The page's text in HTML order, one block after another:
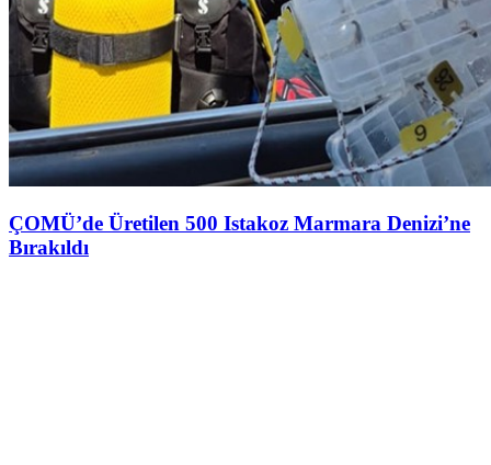
ÇOMÜ’de Üretilen 500 Istakoz Marmara Denizi’ne
Bırakıldı